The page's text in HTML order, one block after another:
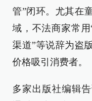
管”闭环。尤其在
域，不法商家常用
渠道”等说辞为盗
价格吸引消费者。
多家出版社编辑